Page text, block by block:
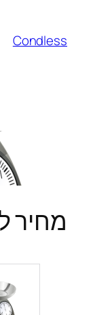
Condless
מחיר